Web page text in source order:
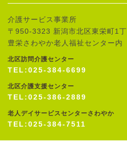
介護サービス事業所
〒950-3323 新潟市北区東栄町1
豊栄さわやか老人福祉センター内
北区訪問介護センター
TEL:025-384-6699
北区介護支援センター
TEL:025-386-2889
老人デイサービスセンターさわやか
TEL:025-384-7511